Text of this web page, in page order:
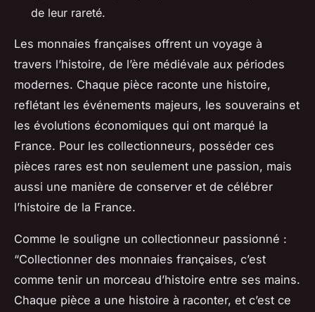
de leur rareté.
Les monnaies françaises offrent un voyage à
travers l’histoire, de l’ère médiévale aux périodes
modernes. Chaque pièce raconte une histoire,
reflétant les événements majeurs, les souverains et
les évolutions économiques qui ont marqué la
France. Pour les collectionneurs, posséder ces
pièces rares est non seulement une passion, mais
aussi une manière de conserver et de célébrer
l’histoire de la France.
Comme le souligne un collectionneur passionné :
“Collectionner des monnaies françaises, c’est
comme tenir un morceau d’histoire entre ses mains.
Chaque pièce a une histoire à raconter, et c’est ce